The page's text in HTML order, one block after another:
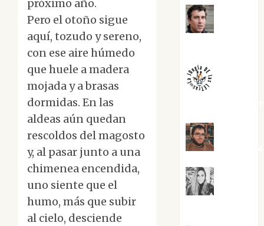
próximo año.
Pero el otoño sigue
aquí, tozudo y sereno,
con ese aire húmedo
que huele a madera
mojada y a brasas
dormidas. En las
aldeas aún quedan
rescoldos del magosto
y, al pasar junto a una
chimenea encendida,
uno siente que el
humo, más que subir
al cielo, desciende